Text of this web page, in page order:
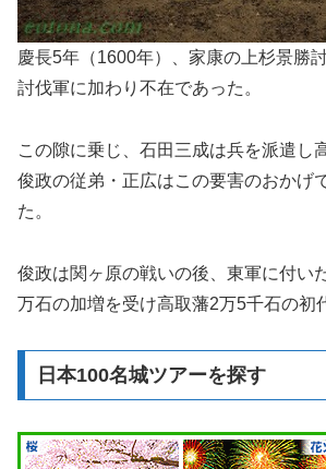
慶長5年（1600年）、家康の上杉景勝
討伐軍に加わり不在であった。
この隙に乗じ、石田三成は兵を派遣し
俊政の従弟・正広はこの要害のおかげ
た。
俊政は関ヶ原の戦いの後、東軍に付い
万石の加増を受け高取藩2万5千石の初
日本100名城ツアーを探す